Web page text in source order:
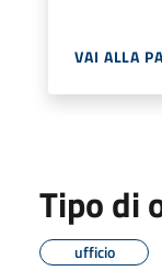
VAI ALLA
Tipo di
ufficio